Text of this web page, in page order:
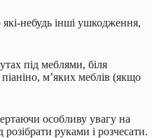
небудь інші ушкодження,
під меблями, біля
м’яких меблів (якщо
особливу увагу на
руками і розчесати.